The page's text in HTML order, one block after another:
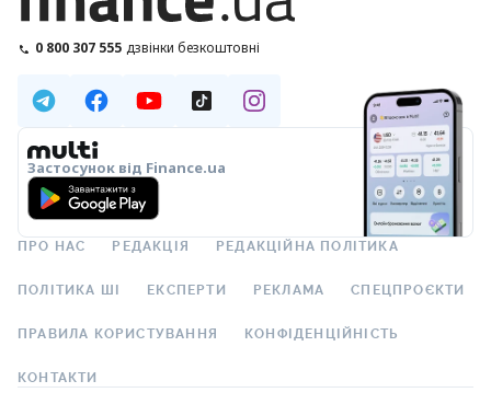
0 800 307 555 дзвінки безкоштовні
Застосунок від Finance.ua
ПРО НАС РЕДАКЦІЯ РЕДАКЦІЙНА ПОЛІТИКА
ПОЛІТИКА ШІ ЕКСПЕРТИ РЕКЛАМА СПЕЦПРОЄКТИ
ПРАВИЛА КОРИСТУВАННЯ КОНФІДЕНЦІЙНІСТЬ
КОНТАКТИ